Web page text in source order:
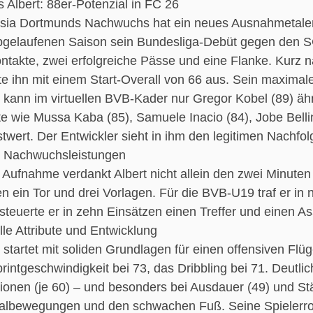
Albert: 88er-Potenzial in FC 26
Dortmunds Nachwuchs hat ein neues
Saison sein Bundesliga-Debüt gegen den
zwei erfolgreiche Pässe und eine Flanke. Kurz
ihn mit einem Start-Overall von 66 aus. Sein
kann im virtuellen BVB-Kader nur Gregor Kobel (89)
wie Mussa Kaba (85), Samuele Inacio (84), Jobe
Der Entwickler sieht in ihm den legitimen
Nachwuchsleistungen
verdankt Albert nicht allein den zwei
ein Tor und drei Vorlagen. Für die BVB-U19 traf er
er in zehn Einsätzen einen Treffer und einen
Attribute und Entwicklung
startet mit soliden Grundlagen für einen offensiven
bei 73, das Dribbling bei 71.
(je 60) – und besonders bei Ausdauer (49) und
und den schwachen Fuß. Seine